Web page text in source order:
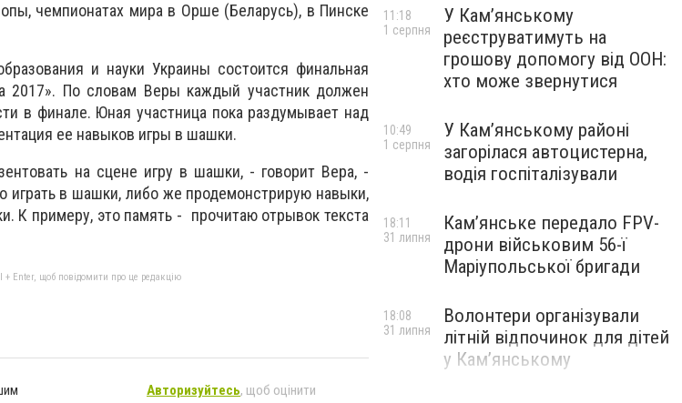
чемпионатах мира в Орше (Беларусь), в Пинске
и науки Украины состоится финальная
2017». По словам Веры каждый участник должен
в финале. Юная участница пока раздумывает над
ее навыков игры в шашки.
на сцене игру в шашки, - говорит Вера, -
играть в шашки, либо же продемонстрирую навыки,
К примеру, это память - прочитаю отрывок текста
+ Enter, щоб повідомити про це редакцію
Авторизуйтесь, щоб оцінити
У Кам’янському
реєструватимуть на
грошову допомогу від ООН:
хто може звернутися
11:18
1 серпня
У Кам’янському районі
загорілася автоцистерна,
водія госпіталізували
10:49
1 серпня
Кам’янське передало FPV-
дрони військовим 56-ї
Маріупольської бригади
18:11
31 липня
Волонтери організували
літній відпочинок для дітей
у Кам’янському
18:08
31 липня